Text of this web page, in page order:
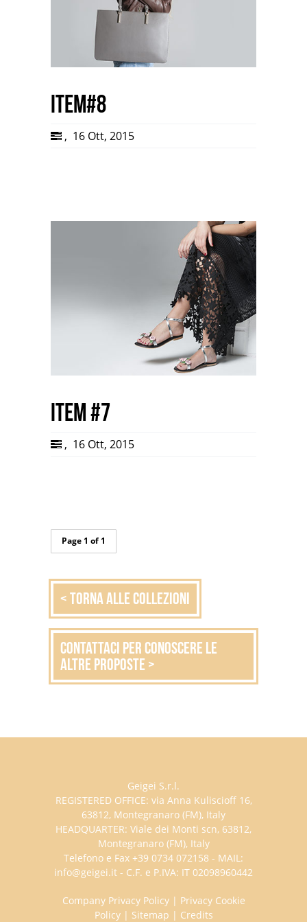
item#8
, 16 Ott, 2015
item #7
, 16 Ott, 2015
Page 1 of 1
< Torna alle collezioni
Contattaci per conoscere le
altre proposte >
Geigei S.r.l.
REGISTERED OFFICE: via Anna Kuliscioff 16,
63812, Montegranaro (FM), Italy
HEADQUARTER: Viale dei Monti scn, 63812,
Montegranaro (FM), Italy
Telefono e Fax +39 0734 072158 - MAIL:
info@geigei.it - C.F. e P.IVA: IT 02098960442
Company Privacy Policy| Privacy Cookie
Policy| Sitemap | Credits